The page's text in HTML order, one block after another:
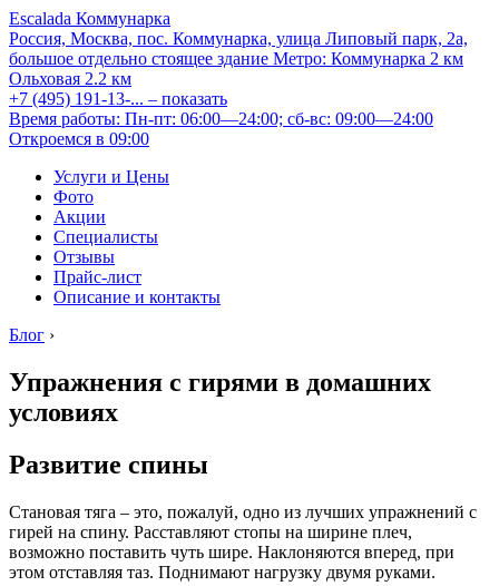
Escalada Коммунарка
Россия, Москва, пос. Коммунарка, улица Липовый парк, 2а,
большое отдельно стоящее здание Метро: Коммунарка 2 км
Ольховая 2.2 км
+7 (495) 191-13-... – показать
Время работы: Пн-пт: 06:00—24:00; сб-вс: 09:00—24:00
Откроемся в 09:00
Услуги и Цены
Фото
Акции
Специалисты
Отзывы
Прайс-лист
Описание и контакты
Блог ›
Упражнения с гирями в домашних
условиях
Развитие спины
Становая тяга – это, пожалуй, одно из лучших упражнений с
гирей на спину. Расставляют стопы на ширине плеч,
возможно поставить чуть шире. Наклоняются вперед, при
этом отставляя таз. Поднимают нагрузку двумя руками.